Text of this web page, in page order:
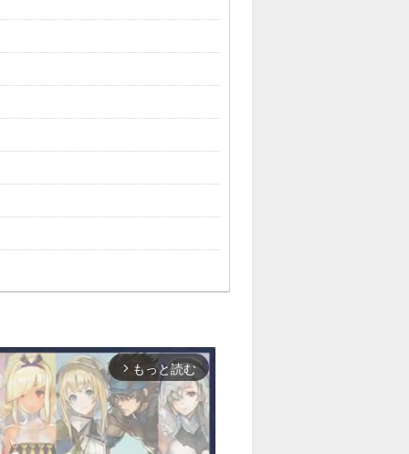
arrow_forward_ios もっと読む